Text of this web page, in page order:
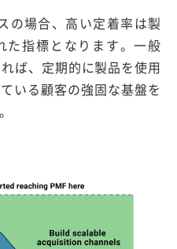
の場合、高い定着率は製
た指標となります。一般
ば、定期的に製品を使用
いる顧客の強固な基盤を